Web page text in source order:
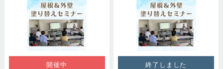
開催中 終了しました